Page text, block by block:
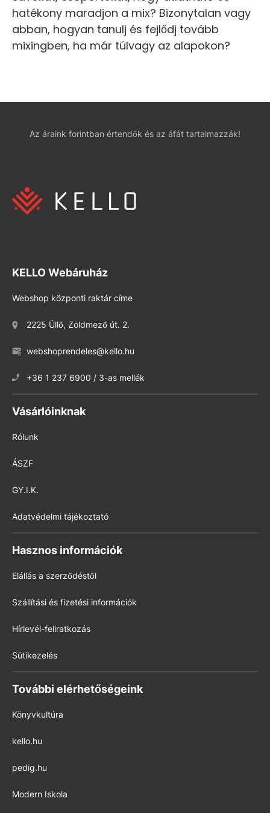
hatékony maradjon a mix? Bizonytalan vagy
abban, hogyan tanulj és fejlődj tovább
mixingben, ha már túlvagy az alapokon?
Az áraink forintban értendők és az áfát tartalmazzák!
KELLO Webáruház
Webshop központi raktár címe
2225 Üllő, Zöldmező út. 2.
webshoprendeles@kello.hu
+36 1 237 6900 / 3-as mellék
Vásárlóinknak
Rólunk
ÁSZF
GY.I.K.
Adatvédelmi tájékoztató
Hasznos információk
Elállás a szerződéstől
Szállítási és fizetési információk
Hírlevél-feliratkozás
Sütikezelés
További elérhetőségeink
Könyvkultúra
kello.hu
pedig.hu
Modern Iskola